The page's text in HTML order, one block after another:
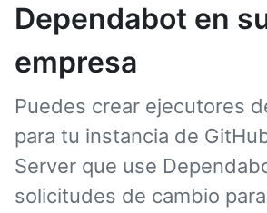
Dependabot en
empresa
Puedes crear ejecutores
para tu instancia de
Server que use
solicitudes de cambio